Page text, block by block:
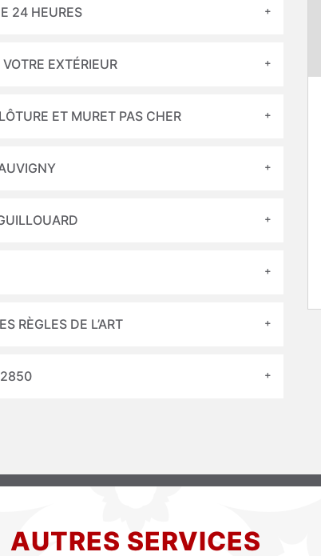
24 HEURES
EXTÉRIEUR
ET MURET PAS CHER
RÈGLES DE L’ART
AUTRES SERVICES